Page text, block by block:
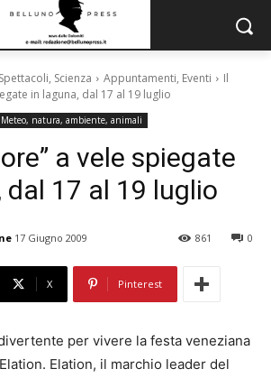
Scienza Appuntamenti, Eventi
Il
in laguna, dal 17 al 19 luglio
Meteo, natura, ambiente, animali
a vele spiegate
dal 17 al 19 luglio
17 Giugno 2009 0
861
X Pinterest
per vivere la festa veneziana
Elation, il marchio leader del